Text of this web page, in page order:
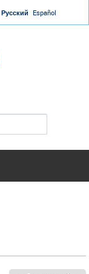
Русский Español